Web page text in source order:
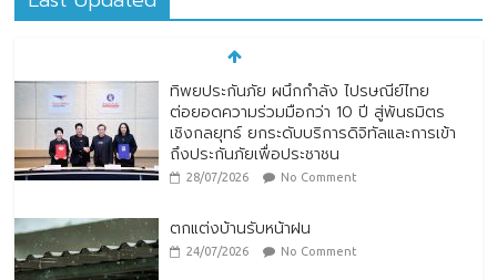
ทิพยประกันภัย ผนึกกำลัง ไปรษณีย์ไทย
ต่อยอดความร่วมมือกว่า 10 ปี สู่พันธมิตร
เชิงกลยุทธ์ ยกระดับบริการดิจิทัลและการเข้า
ถึงประกันภัยเพื่อประชาชน
28/07/2026 No Comment
ตกแต่งบ้านรับหน้าฝน
24/07/2026 No Comment